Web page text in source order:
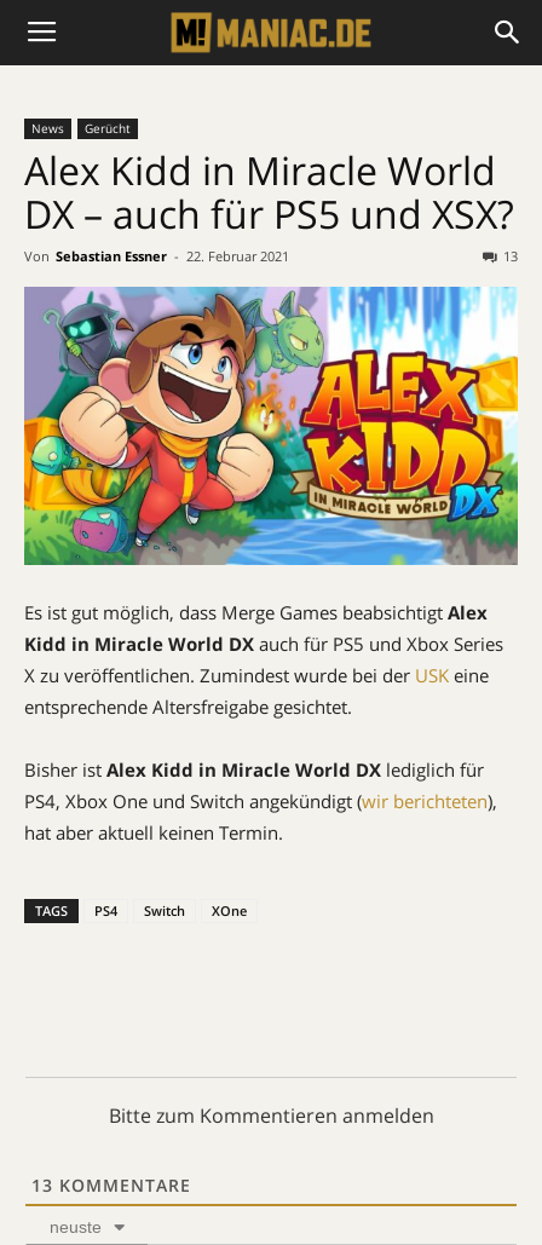
News Gerücht
Alex Kidd in Miracle World
DX – auch für PS5 und XSX?
Von Sebastian Essner - 22. Februar 2021 13
Es ist gut möglich, dass Merge Games beabsichtigt Alex
Kidd in Miracle World DX auch für PS5 und Xbox Series
X zu veröffentlichen. Zumindest wurde bei der USK eine
entsprechende Altersfreigabe gesichtet.
Bisher ist Alex Kidd in Miracle World DX lediglich für
PS4, Xbox One und Switch angekündigt (wir berichteten),
hat aber aktuell keinen Termin.
TAGS PS4 Switch XOne
Bitte zum Kommentieren anmelden
13 KOMMENTARE
neuste